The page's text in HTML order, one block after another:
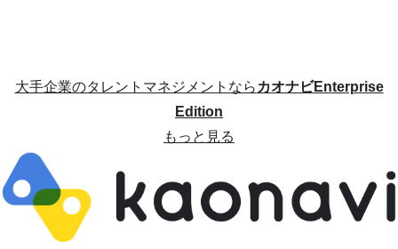
大手企業のタレントマネジメントならカオナビEnterprise
Edition
もっと見る